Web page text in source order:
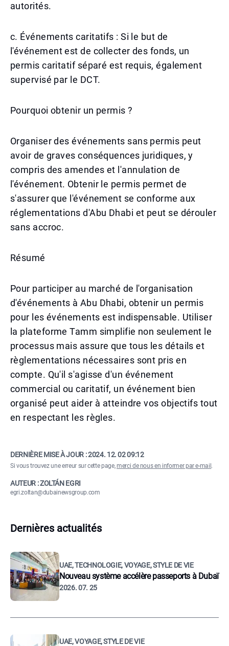
autorités.
c. Événements caritatifs : Si le but de
l'événement est de collecter des fonds, un
permis caritatif séparé est requis, également
supervisé par le DCT.
Pourquoi obtenir un permis ?
Organiser des événements sans permis peut
avoir de graves conséquences juridiques, y
compris des amendes et l'annulation de
l'événement. Obtenir le permis permet de
s'assurer que l'événement se conforme aux
réglementations d'Abu Dhabi et peut se dérouler
sans accroc.
Résumé
Pour participer au marché de l'organisation
d'événements à Abu Dhabi, obtenir un permis
pour les événements est indispensable. Utiliser
la plateforme Tamm simplifie non seulement le
processus mais assure que tous les détails et
règlementations nécessaires sont pris en
compte. Qu'il s'agisse d'un événement
commercial ou caritatif, un événement bien
organisé peut aider à atteindre vos objectifs tout
en respectant les règles.
DERNIÈRE MISE À JOUR :2024. 12. 02 09:12
Si vous trouvez une erreur sur cette page,merci de nous en informer par e-mail .
AUTEUR : ZOLTÁN EGRI
egri.zoltan@dubainewsgroup.com
Dernières actualités
UAE, TECHNOLOGIE, VOYAGE, STYLE DE VIE
Nouveau système accélère passeports à Dubaï
2026. 07. 25
UAE, VOYAGE, STYLE DE VIE